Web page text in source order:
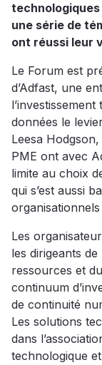
une série de
ont réussi leur
Le Forum est
d’Adfast, une
données le
Leesa
PME ont avec
limite au choix
qui s’est aussi
Les
les dirigeants
ressources et
continuum
de continuité
Les solutions
dans
technologique